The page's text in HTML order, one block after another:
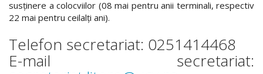
susținere a colocviilor (08 mai pentru anii terminali, respectiv
22 mai pentru ceilalți ani).
Telefon secretariat: 0251414468
E-mail secretariat: